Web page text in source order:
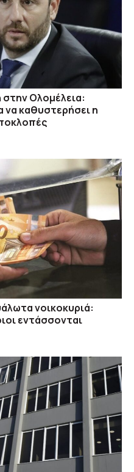
Ολομέλεια:
να καθυστερήσει η
νοικοκυριά:
εντάσσονται